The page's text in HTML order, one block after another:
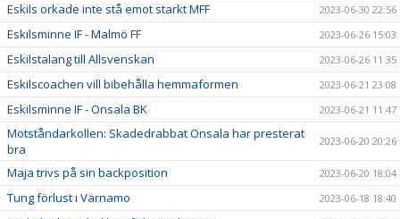
Eskils orkade inte stå emot starkt MFF 2023-06-30 22:56
Eskilsminne IF - Malmö FF 2023-06-26 15:03
Eskilstalang till Allsvenskan 2023-06-26 11:35
Eskilscoachen vill bibehålla hemmaformen 2023-06-21 23:08
Eskilsminne IF - Onsala BK 2023-06-21 11:47
Motståndarkollen: Skadedrabbat Onsala har presterat
bra
2023-06-20 20:26
Maja trivs på sin backposition 2023-06-20 18:04
Tung förlust i Värnamo 2023-06-18 18:40